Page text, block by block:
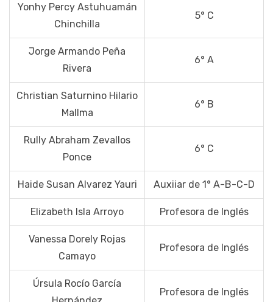
Yonhy Percy Astuhuamán
Chinchilla
5° C
Jorge Armando Peña
Rivera
6° A
Christian Saturnino Hilario
Mallma
6° B
Rully Abraham Zevallos
Ponce
6° C
Haide Susan Alvarez Yauri Auxiiar de 1° A-B-C-D
Elizabeth Isla Arroyo Profesora de Inglés
Vanessa Dorely Rojas
Camayo
Profesora de Inglés
Úrsula Rocío García
Profesora de Inglés